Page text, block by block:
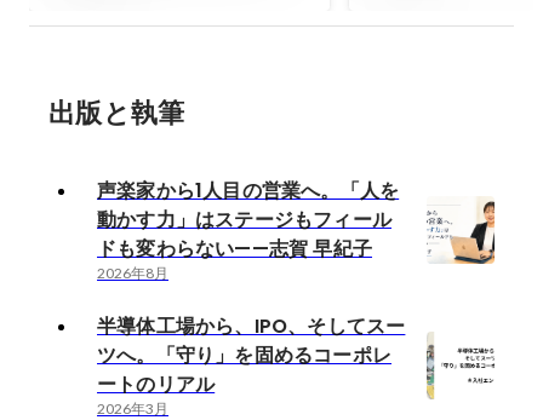
出版と執筆
声楽家から1人目の営業へ。「人を
動かす力」はステージもフィール
ドも変わらない——志賀 早紀子
2026年8月
半導体工場から、IPO、そしてスー
ツへ。「守り」を固めるコーポレ
ートのリアル
2026年3月